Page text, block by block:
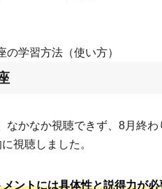
学習方法（使い方）
なかなか視聴できず、8月終
視聴しました。
メントには具体性と説得力が必